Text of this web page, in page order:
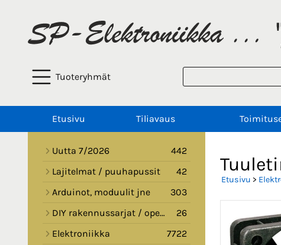
Tuoteryhmät
Etusivu Tiliavaus
Uutta 7/2026
442
Lajitelmat / puuhapussit
42
Arduinot, moduulit jne
303
DIY rakennussarjat / opetussarjat
26
Elektroniikka
7722
Etusivu >